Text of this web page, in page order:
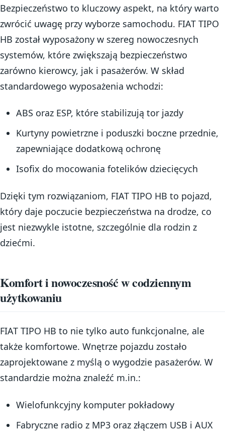
Bezpieczeństwo to kluczowy aspekt, na który warto
zwrócić uwagę przy wyborze samochodu. FIAT TIPO
HB został wyposażony w szereg nowoczesnych
systemów, które zwiększają bezpieczeństwo
zarówno kierowcy, jak i pasażerów. W skład
standardowego wyposażenia wchodzi:
ABS oraz ESP, które stabilizują tor jazdy
Kurtyny powietrzne i poduszki boczne przednie,
zapewniające dodatkową ochronę
Isofix do mocowania fotelików dziecięcych
Dzięki tym rozwiązaniom, FIAT TIPO HB to pojazd,
który daje poczucie bezpieczeństwa na drodze, co
jest niezwykle istotne, szczególnie dla rodzin z
dziećmi.
Komfort i nowoczesność w codziennym
użytkowaniu
FIAT TIPO HB to nie tylko auto funkcjonalne, ale
także komfortowe. Wnętrze pojazdu zostało
zaprojektowane z myślą o wygodzie pasażerów. W
standardzie można znaleźć m.in.:
Wielofunkcyjny komputer pokładowy
Fabryczne radio z MP3 oraz złączem USB i AUX